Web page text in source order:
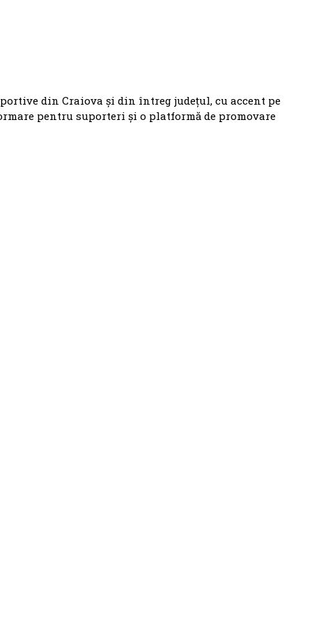
din Craiova și din întreg județul, cu accent pe
pentru suporteri și o platformă de promovare